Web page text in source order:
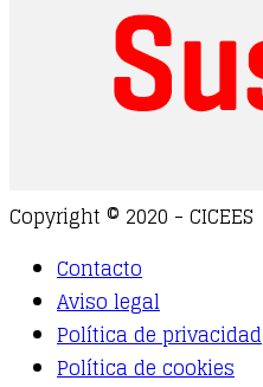
Copyright © 2020 - CICEES
Contacto
Aviso legal
Política de privacidad
Política de cookies